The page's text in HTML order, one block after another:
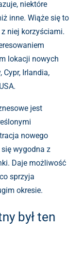
niektóre
inne. Wiąże się to
niej korzyściami.
lokacji nowych
Cypr, Irlandia,
jest
nowego
wygodna z
Daje możliwość
sprzyja
okresie.
był ten